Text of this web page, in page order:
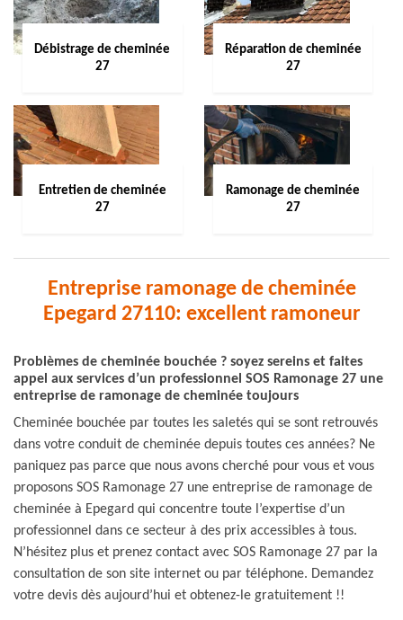
Débistrage de cheminée
27
Réparation de cheminée
27
Entretien de cheminée
27
Ramonage de cheminée
27
Entreprise ramonage de cheminée
Epegard 27110: excellent ramoneur
Problèmes de cheminée bouchée ? soyez sereins et faites
appel aux services d’un professionnel SOS Ramonage 27 une
entreprise de ramonage de cheminée toujours
Cheminée bouchée par toutes les saletés qui se sont retrouvés
dans votre conduit de cheminée depuis toutes ces années? Ne
paniquez pas parce que nous avons cherché pour vous et vous
proposons SOS Ramonage 27 une entreprise de ramonage de
cheminée à Epegard qui concentre toute l’expertise d’un
professionnel dans ce secteur à des prix accessibles à tous.
N’hésitez plus et prenez contact avec SOS Ramonage 27 par la
consultation de son site internet ou par téléphone. Demandez
votre devis dès aujourd’hui et obtenez-le gratuitement !!